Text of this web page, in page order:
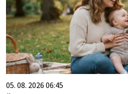
05. 08. 2026 06:45